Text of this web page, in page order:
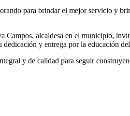
para brindar el mejor servicio y
alcaldesa en el municipio,
y entrega por la educación
y de calidad para seguir